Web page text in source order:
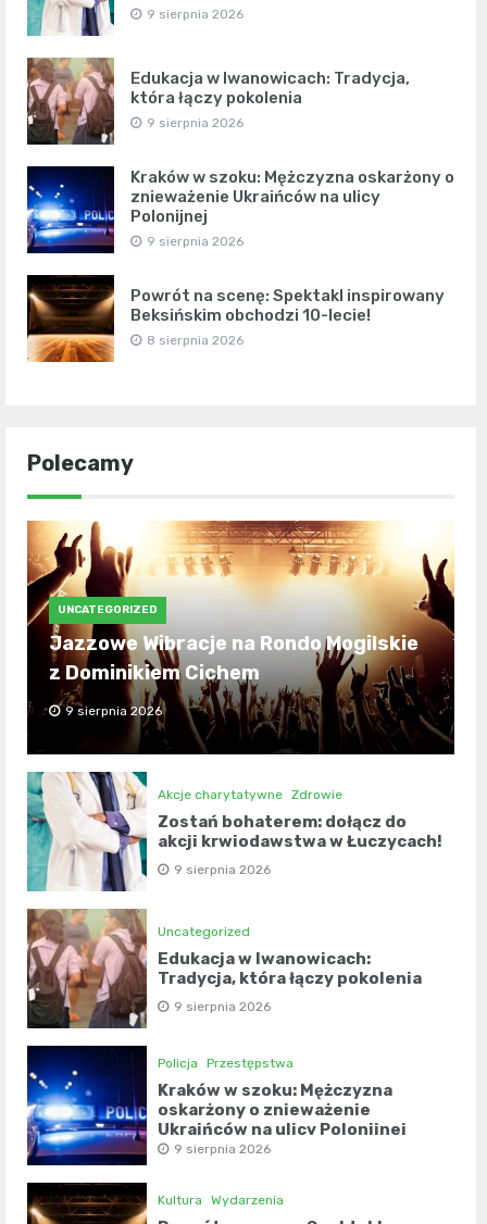
9 sierpnia 2026
Edukacja w Iwanowicach: Tradycja,
która łączy pokolenia
9 sierpnia 2026
Kraków w szoku: Mężczyzna oskarżony o
znieważenie Ukraińców na ulicy
Polonijnej
9 sierpnia 2026
Powrót na scenę: Spektakl inspirowany
Beksińskim obchodzi 10-lecie!
8 sierpnia 2026
Polecamy
UNCATEGORIZED
Jazzowe Wibracje na Rondo Mogilskie
z Dominikiem Cichem
9 sierpnia 2026
Akcje charytatywne Zdrowie
Zostań bohaterem: dołącz do
akcji krwiodawstwa w Łuczycach!
9 sierpnia 2026
Uncategorized
Edukacja w Iwanowicach:
Tradycja, która łączy pokolenia
9 sierpnia 2026
Policja Przestępstwa
Kraków w szoku: Mężczyzna
oskarżony o znieważenie
Ukraińców na ulicy Polonijnej
9 sierpnia 2026
Kultura Wydarzenia